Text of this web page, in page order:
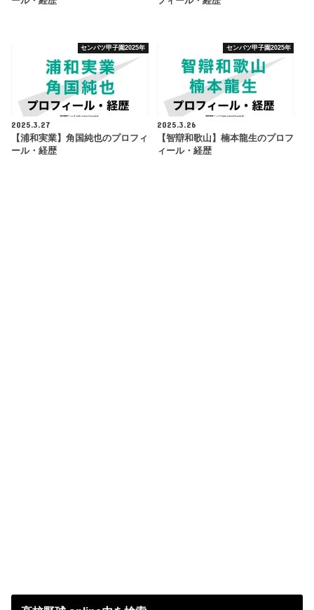
センバツ甲子園2025年
2025.3.27
【浦和実業】角国純也のプロフィ
ール・経歴
センバツ甲子園2025年
2025.3.26
【智辯和歌山】楠本龍生のプロフ
ィール・経歴